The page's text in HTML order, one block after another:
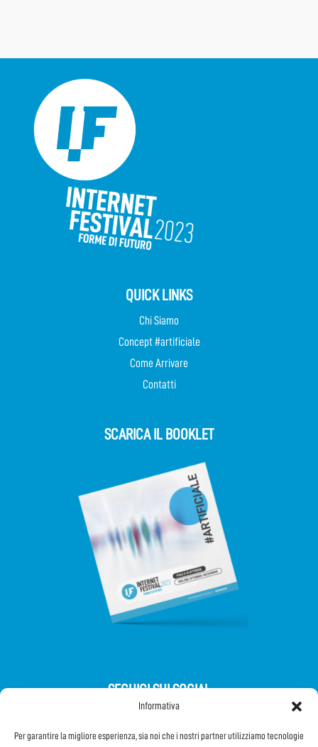
Informativa
Per garantire la migliore esperienza, sia noi che i nostri partner utilizziamo tecnologie
QUICK LINKS
Chi Siamo
Concept #artificiale
Come Arrivare
Contatti
SCARICA IL BOOKLET
SEGUICI SUI SOCIAL